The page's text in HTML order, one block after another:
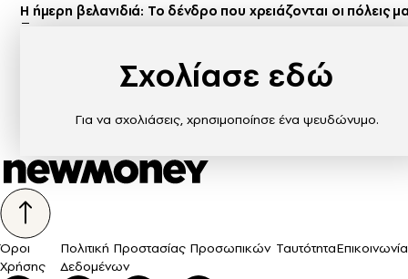
Η ήμερη βελανιδιά: Το δένδρο που χρειάζονται οι πόλεις
Σχολίασε εδώ
Για να σχολιάσεις, χρησιμοποίησε ένα ψευδώνυμο.
Όροι
Χρήσης
Πολιτική Προστασίας Προσωπικών
Δεδομένων
ΤαυτότηταΕπικοινωνία